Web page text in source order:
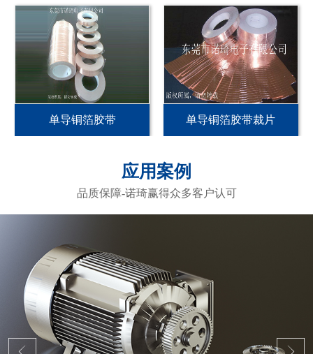
单导铜箔胶带 单导铜箔胶带裁片
应用案例
品质保障-诺琦赢得众多客户认可